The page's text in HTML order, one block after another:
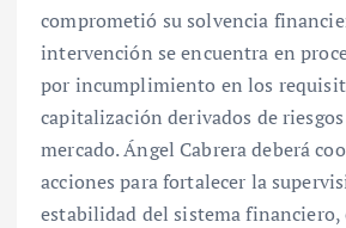
comprometió su solvencia
intervención se encuentra en
por incumplimiento en los
capitalización derivados de
mercado. Ángel Cabrera deberá
acciones para fortalecer la
estabilidad del sistema